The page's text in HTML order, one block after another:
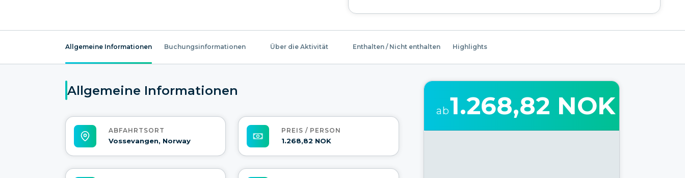
Allgemeine Informationen Buchungsinformationen Über die Aktivität Enthalten / Nicht enthalten Highlights
Allgemeine Informationen
ABFAHRTSORT
Vossevangen, Norway
PREIS / PERSON
1.268,82 NOK
ab1.268,82 NOK